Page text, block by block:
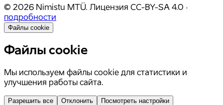
© 2026 Nimistu MTÜ. Лицензия CC-BY-SA 4.0 ·
подробности
Файлы cookie
Файлы cookie
Мы используем файлы cookie для статистики и
улучшения работы сайта.
Разрешить все Отклонить Посмотреть настройки